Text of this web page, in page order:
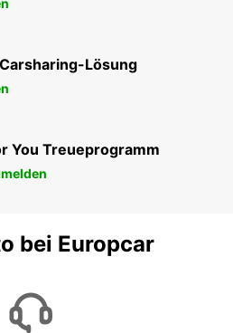
Lösung
You Treueprogramm
bei Europcar